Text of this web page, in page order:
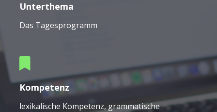
Unterthema
Das Tagesprogramm
Kompetenz
lexikalische Kompetenz, grammatische